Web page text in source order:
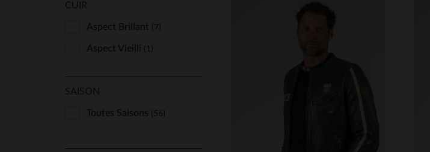
CUIR
Aspect Brillant (7)
Aspect Vieilli (1)
SAISON
Toutes Saisons (56)